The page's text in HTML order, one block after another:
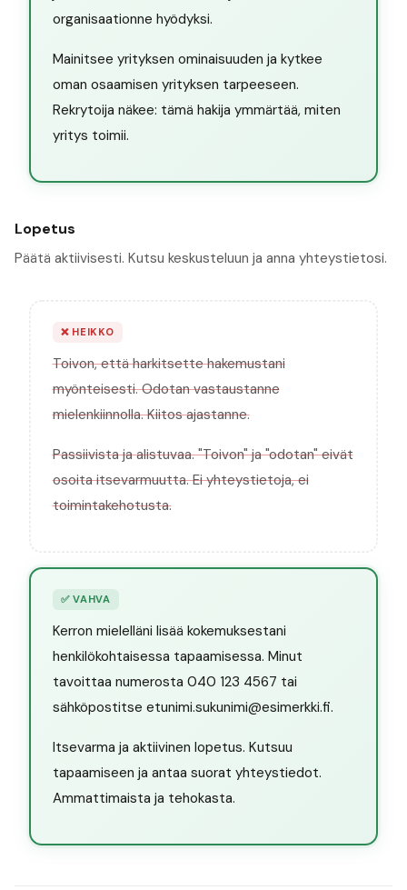
organisaationne hyödyksi.
Mainitsee yrityksen ominaisuuden ja kytkee
oman osaamisen yrityksen tarpeeseen.
Rekrytoija näkee: tämä hakija ymmärtää, miten
yritys toimii.
Lopetus
Päätä aktiivisesti. Kutsu keskusteluun ja anna yhteystietosi.
❌HEIKKO
Toivon, että harkitsette hakemustani
myönteisesti. Odotan vastaustanne
mielenkiinnolla. Kiitos ajastanne.
Passiivista ja alistuvaa. "Toivon" ja "odotan" eivät
osoita itsevarmuutta. Ei yhteystietoja, ei
toimintakehotusta.
✅VAHVA
Kerron mielelläni lisää kokemuksestani
henkilökohtaisessa tapaamisessa. Minut
tavoittaa numerosta 040 123 4567 tai
sähköpostitse etunimi.sukunimi@esimerkki.fi.
Itsevarma ja aktiivinen lopetus. Kutsuu
tapaamiseen ja antaa suorat yhteystiedot.
Ammattimaista ja tehokasta.